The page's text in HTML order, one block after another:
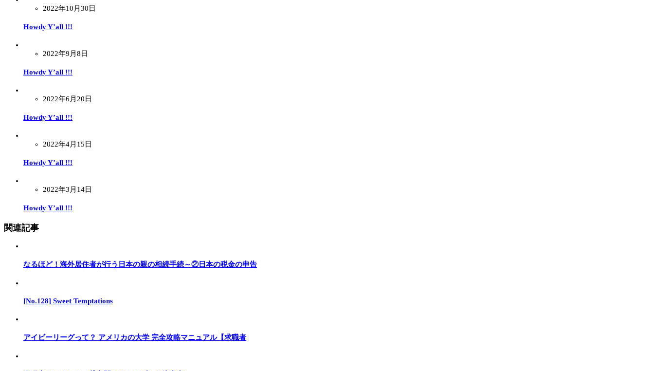
2022年10月30日
Howdy Y’all !!!
2022年9月8日
Howdy Y’all !!!
2022年6月20日
Howdy Y’all !!!
2022年4月15日
Howdy Y’all !!!
2022年3月14日
Howdy Y’all !!!
関連記事
なるほど！海外居住者が行う日本の親の相続手続～②日本の税金の申告
[No.128] Sweet Temptations
アイビーリーグって？ アメリカの大学 完全攻略マニュアル【求職者